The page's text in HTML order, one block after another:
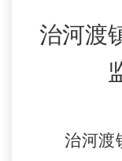
治河渡
治河渡